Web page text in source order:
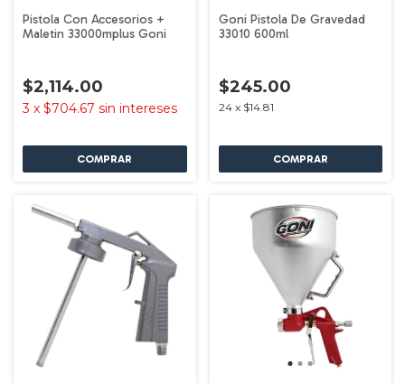
Pistola Con Accesorios +
Maletin 33000mplus Goni
$2,114.00
3 x $704.67 sin intereses
Goni Pistola De Gravedad
33010 600ml
$245.00
24 x $14.81